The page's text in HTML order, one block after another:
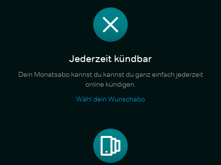
Jederzeit kündbar
Dein Monatsabo kannst du kannst du ganz einfach jederzeit
online kündigen.
Wähl dein Wunschabo